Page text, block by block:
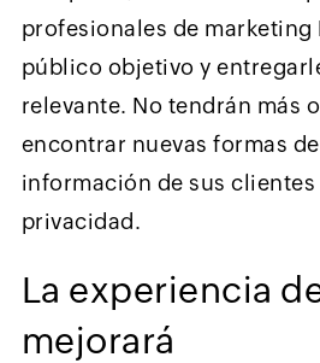
profesionales de marketing
público objetivo y
relevante. No tendrán más
encontrar nuevas formas
información de sus clientes
privacidad.
La experiencia
mejorará